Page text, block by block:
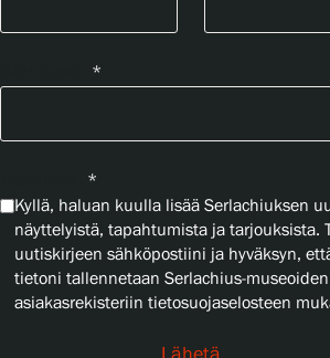
*
*
Kyllä, haluan kuulla lisää Serlachiuksen
näyttelyistä, tapahtumista ja tarjouksista.
uutiskirjeen sähköpostiini ja hyväksyn,
tietoni tallennetaan Serlachius-museoiden
asiakasrekisteriin tietosuojaselosteen